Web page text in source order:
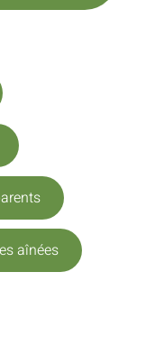
aînées